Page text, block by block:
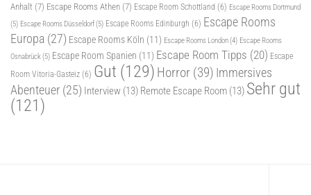
Anhalt (7) Escape Rooms Athen (7) Escape Room Schottland (6) Escape Rooms Dortmund
(5) Escape Rooms Düsseldorf(5) Escape Rooms Edinburgh (6) Escape Rooms
Europa (27) Escape Rooms Köln (11) Escape Rooms London(4) Escape Rooms
Osnabrück(5) Escape Room Spanien (11) Escape Room Tipps (20) Escape
Room Vitoria-Gasteiz (6) Gut (129) Horror (39) Immersives
Abenteuer (25) Interview (13) Remote Escape Room (13) Sehr gut
(121)